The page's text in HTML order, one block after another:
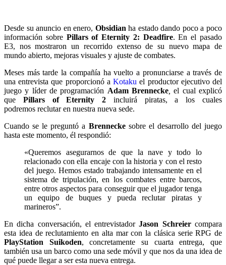
Desde su anuncio en enero, Obsidian ha estado dando poco a poco
información sobre Pillars of Eternity 2: Deadfire. En el pasado
E3, nos mostraron un recorrido extenso de su nuevo mapa de
mundo abierto, mejoras visuales y ajuste de combates.
Meses más tarde la compañía ha vuelto a pronunciarse a través de
una entrevista que proporcionó aKotakuel productor ejecutivo del
juego y líder de programación Adam Brennecke el cual explicó
que Pillars of Eternity 2 incluirá piratas, a los cuales
podremos reclutar en nuestra nueva sede.
Cuando se le preguntó a Brenneckesobre el desarrollo del juego
hasta este momento, él respondió:
«Queremos asegurarnos de que la nave y todo lo
relacionado con ella encaje con la historia y con el resto
del juego. Hemos estado trabajando intensamente en el
sistema de tripulación, en los combates entre barcos,
entre otros aspectos para conseguir que el jugador tenga
un equipo de buques y pueda reclutar piratas y
marineros”.
En dicha conversación, el entrevistadorJason Schreiercompara
esta idea de reclutamiento en alta mar con la clásica serie RPG de
PlayStation
Suikoden, concretamente su cuarta entrega, que
también usa un barco como una sede móvil y que nos da una idea de
qué puede llegar a ser esta nueva entrega.